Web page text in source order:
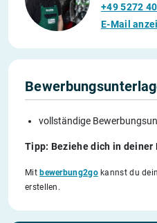
+49 5272
E-Mail
vollständige
Tipp: Beziehe dich in deiner
Mitbewerbung2gokannst du
erstellen.